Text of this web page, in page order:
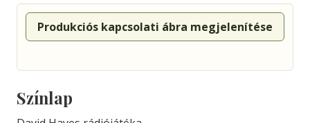
Produkciós kapcsolati ábra megjelenítése
Színlap